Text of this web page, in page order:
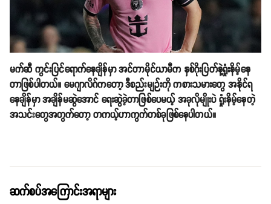
မက်ဆီ ကွင်းပြင်ရောက်နေချိန်မှာ အင်တာမိုင်ယာမီက နှစ်ဂိုးပြတ်နဲ့ရှုံးနိမ့်နေ
တာဖြစ်ပါတယ်။ မေဂျာလိဂ်ကတော့ ဒီစည်းမျဉ်းကို ကစားသမားတွေ အနိုင်ရ
နေချိန်မှာ အချိန်မဆွဲအောင် ရေးဆွဲခဲ့တာဖြစ်ပေမယ့် အခုလိုမျိုးပဲ ရှုံးနိမ့်နေတဲ့
အသင်းတွေအတွက်တော့ တကယ့်ဟာကွက်တစ်ခုဖြစ်နေပါတယ်။
ဆက်စပ်အကြောင်းအရာများ